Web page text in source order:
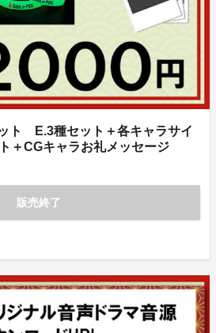
ト E.3種セット＋各キャラサイ
＋CGキャラお礼メッセージ
販売終了